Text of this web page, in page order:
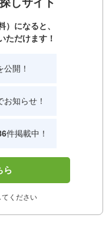
しサイト
）になると、
ただけます！
開！
知らせ！
件掲載中！
ら
てください